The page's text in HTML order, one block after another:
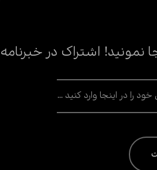
نمونید! اشتراک در خبرنامه